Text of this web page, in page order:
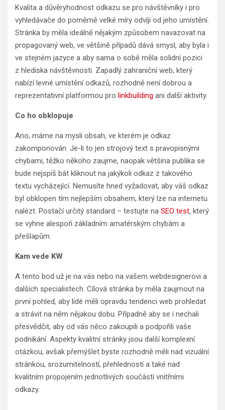
Kvalita a důvěryhodnost odkazu se pro návštěvníky i pro
vyhledávače do poměrně velké míry odvíjí od jeho umístění.
Stránka by měla ideálně nějakým způsobem navazovat na
propagovaný web, ve většině případů dává smysl, aby byla i
ve stejném jazyce a aby sama o sobě měla solidní pozici
z hlediska návštěvnosti. Zapadlý zahraniční web, který
nabízí levné umístění odkazů, rozhodně není dobrou a
reprezentativní platformou pro linkbuilding ani další aktivity.
Co ho obklopuje
Ano, máme na mysli obsah, ve kterém je odkaz
zakomponován. Je-li to jen strojový text s pravopisnými
chybami, těžko někoho zaujme, naopak většina publika se
bude nejspíš bát kliknout na jakýkoli odkaz z takového
textu vycházející. Nemusíte hned vyžadovat, aby váš odkaz
byl obklopen tím nejlepším obsahem, který lze na internetu
nalézt. Postačí určitý standard – testujte na SEO test, který
se vyhne alespoň základním amatérským chybám a
přešlapům.
Kam vede KW
A tento bod už je na vás nebo na vašem webdesignerovi a
dalších specialistech. Cílová stránka by měla zaujmout na
první pohled, aby lidé měli opravdu tendenci web prohledat
a strávit na něm nějakou dobu. Případně aby se i nechali
přesvědčit, aby od vás něco zakoupili a podpořili vaše
podnikání. Aspekty kvalitní stránky jsou další komplexní
otázkou, avšak přemýšlet byste rozhodně měli nad vizuální
stránkou, srozumitelností, přehledností a také nad
kvalitním propojením jednotlivých součástí vnitřními
odkazy.